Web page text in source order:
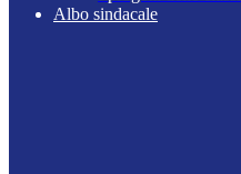
Albo sindacale